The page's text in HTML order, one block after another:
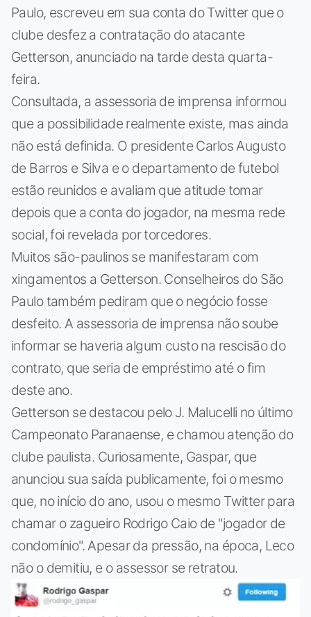
Paulo, escreveu em sua conta do Twitter que o
clube desfez a contratação do atacante
Getterson, anunciado na tarde desta quarta-
feira.
Consultada, a assessoria de imprensa informou
que a possibilidade realmente existe, mas ainda
não está definida. O presidente Carlos Augusto
de Barros e Silva e o departamento de futebol
estão reunidos e avaliam que atitude tomar
depois que a conta do jogador, na mesma rede
social, foi revelada por torcedores.
Muitos são-paulinos se manifestaram com
xingamentos a Getterson. Conselheiros do São
Paulo também pediram que o negócio fosse
desfeito. A assessoria de imprensa não soube
informar se haveria algum custo na rescisão do
contrato, que seria de empréstimo até o fim
deste ano.
Getterson se destacou pelo J. Malucelli no último
Campeonato Paranaense, e chamou atenção do
clube paulista. Curiosamente, Gaspar, que
anunciou sua saída publicamente, foi o mesmo
que, no início do ano, usou o mesmo Twitter para
chamar o zagueiro Rodrigo Caio de "jogador de
condomínio". Apesar da pressão, na época, Leco
não o demitiu, e o assessor se retratou.